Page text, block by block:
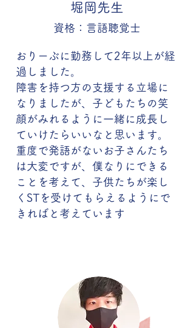
堀岡先生
資格：言語聴覚士
おりーぶに勤務して2年以上が経
過しました。
障害を持つ方の支援する立場に
なりましたが、子どもたちの笑
顔がみれるように一緒に成長し
ていけたらいいなと思います。
重度で発語がないお子さんたち
は大変ですが、僕なりにできる
ことを考えて、子供たちが楽し
くSTを受けてもらえるようにで
きればと考えています